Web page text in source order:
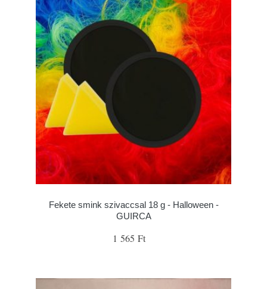
Fekete smink szivaccsal 18 g - Halloween -
GUIRCA
1 565 Ft